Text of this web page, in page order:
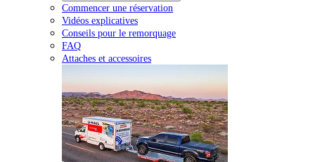
Commencer une réservation
Vidéos explicatives
Conseils pour le remorquage
FAQ
Attaches et accessoires